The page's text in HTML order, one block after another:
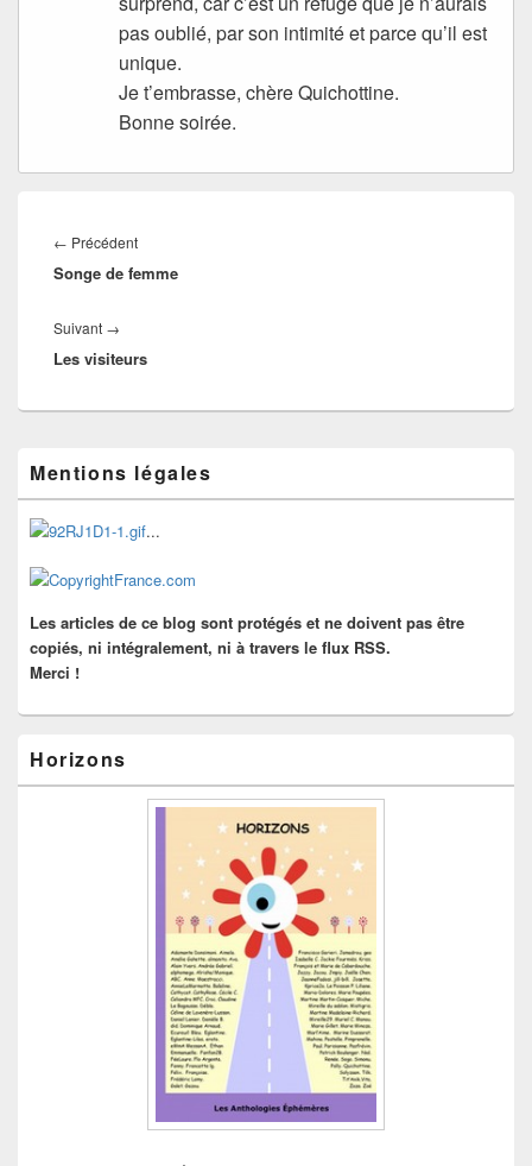
pas oublié, par son intimité et parce qu’il est
unique.
Je t’embrasse, chère Quichottine.
Bonne soirée.
de
l’article
← PrécédentArticle
précédent :
Songe de femme
Suivant →
suivant :
Les visiteurs
principale
de
widget
pour
barre
Mentions légales
...
Les articles de ce blog sont protégés et ne doivent pas être
copiés, ni intégralement, ni à travers le flux RSS.
Merci !
Horizons